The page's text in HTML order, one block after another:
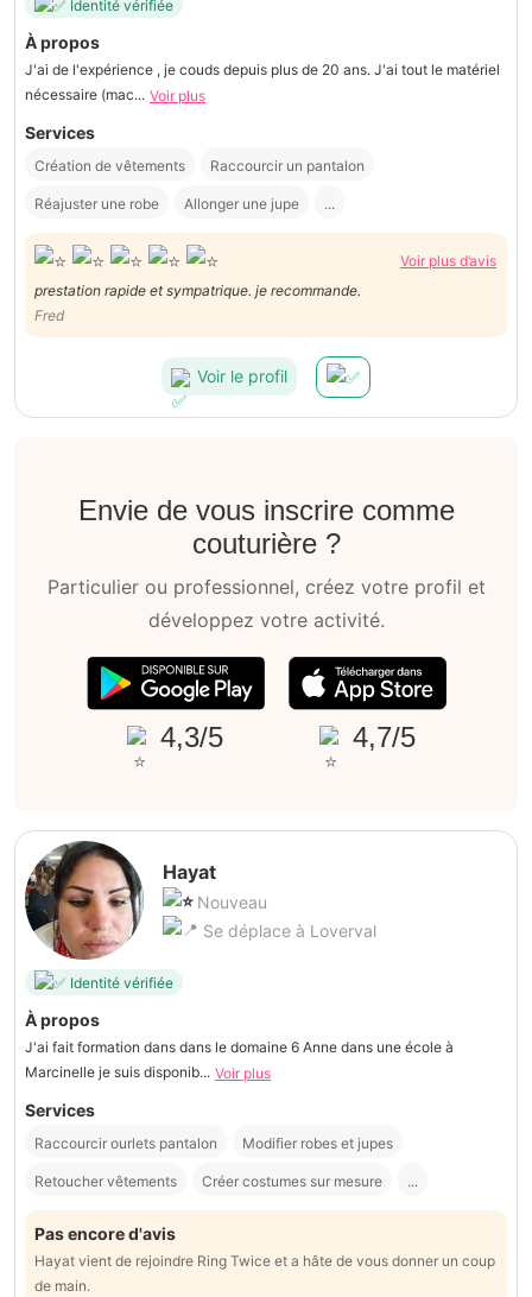
Identité vérifiée
À propos
J'ai de l'expérience , je couds depuis plus de 20 ans. J'ai tout le matériel
nécessaire (mac... Voir plus
Services
Création de vêtements Raccourcir un pantalon
Réajuster une robe Allonger une jupe ...
Voir plus d’avis
prestation rapide et sympatrique. je recommande.
Fred
Voir le profil
Envie de vous inscrire comme
couturière ?
Particulier ou professionnel, créez votre profil et
développez votre activité.
4,3/5 4,7/5
Hayat
Nouveau
Se déplace à Loverval
Identité vérifiée
À propos
J'ai fait formation dans dans le domaine 6 Anne dans une école à
Marcinelle je suis disponib... Voir plus
Services
Raccourcir ourlets pantalon Modifier robes et jupes
Retoucher vêtements Créer costumes sur mesure ...
Pas encore d'avis
Hayat vient de rejoindre Ring Twice et a hâte de vous donner un coup
de main.